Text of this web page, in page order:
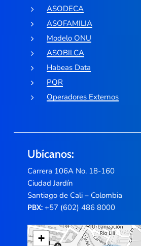
ASODECA
ASOFAMILIA
Modelo ONU
ASOBILCA
Habeas Data
PQR
Operadores Externos
Ubícanos:
Carrera 106A No. 18-160
Ciudad Jardín
Santiago de Cali – Colombia
PBX:+57 (602) 486 8000
+